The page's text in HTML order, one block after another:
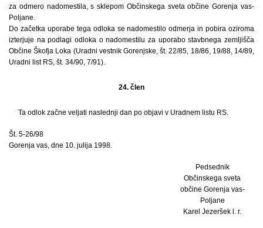
za odmero nadomestila, s sklepom Občinskega sveta občine Gorenja vas-
Poljane.
Do začetka uporabe tega odloka se nadomestilo odmerja in pobira oziroma
izterjuje na podlagi odloka o nadomestilu za uporabo stavbnega zemljišča
Občine Škofja Loka (Uradni vestnik Gorenjske, št. 22/85, 18/86, 19/88, 14/89,
Uradni list RS, št. 34/90, 7/91).
24. člen
Ta odlok začne veljati naslednji dan po objavi v Uradnem listu RS.
Št. 5-26/98
Gorenja vas, dne 10. julija 1998.
Pedsednik
Občinskega sveta
občine Gorenja vas-
Poljane
Karel Jezeršek l. r.